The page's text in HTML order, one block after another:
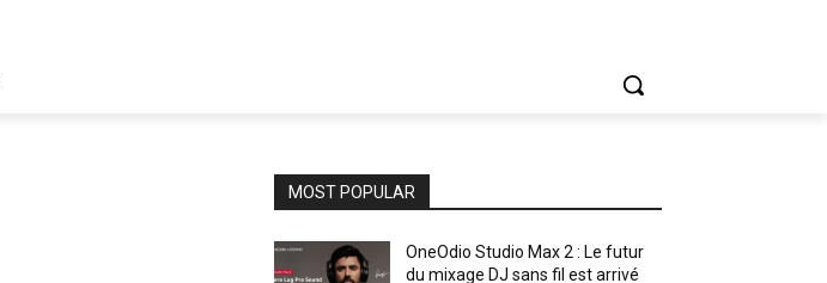
MOST POPULAR
OneOdio Studio Max 2 : Le futur
du mixage DJ sans fil est arrivé